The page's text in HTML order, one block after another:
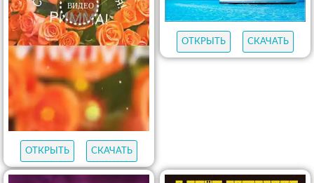
ОТКРЫТЬ СКАЧАТЬ
ОТКРЫТЬ СКАЧАТЬ